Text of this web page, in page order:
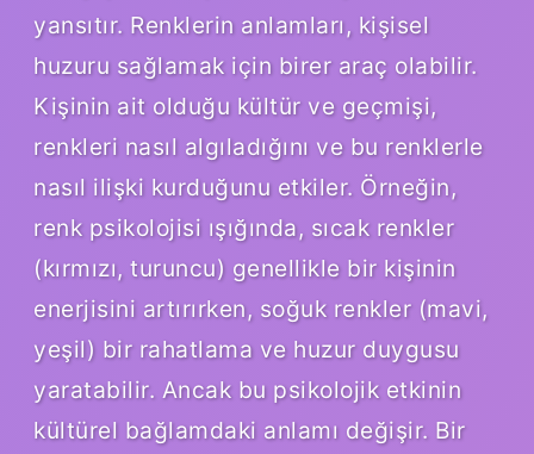
yansıtır. Renklerin anlamları, kişisel
huzuru sağlamak için birer araç olabilir.
Kişinin ait olduğu kültür ve geçmişi,
renkleri nasıl algıladığını ve bu renklerle
nasıl ilişki kurduğunu etkiler. Örneğin,
renk psikolojisi ışığında, sıcak renkler
(kırmızı, turuncu) genellikle bir kişinin
enerjisini artırırken, soğuk renkler (mavi,
yeşil) bir rahatlama ve huzur duygusu
yaratabilir. Ancak bu psikolojik etkinin
kültürel bağlamdaki anlamı değişir. Bir